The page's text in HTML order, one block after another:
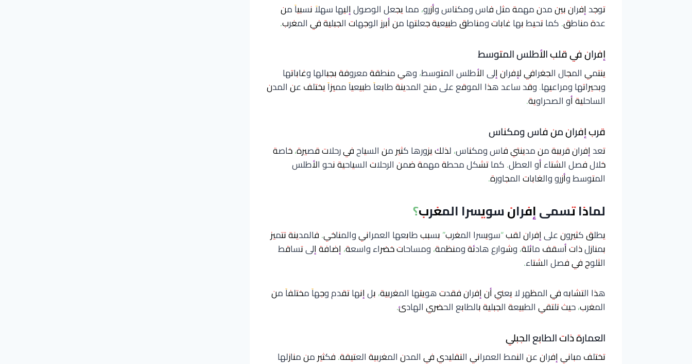
توجد إفران بين مدن مهمة مثل فاس ومكناس وأزرو، مما يجعل الوصول إليها سهلاً نسبياً من
عدة مناطق. كما تحيط بها غابات ومناطق طبيعية جعلتها من أبرز الوجهات الجبلية في المغرب.
إفران في قلب الأطلس المتوسط
ينتمي المجال الجغرافي لإفران إلى الأطلس المتوسط، وهي منطقة معروفة بجبالها وغاباتها
وبحيراتها ومراعيها. وقد ساعد هذا الموقع على منح المدينة طابعاً طبيعياً مميزاً يختلف عن المدن
الساحلية أو الصحراوية.
قرب إفران من فاس ومكناس
تعد إفران قريبة من مدينتي فاس ومكناس، لذلك يزورها كثير من السياح في رحلات قصيرة، خاصة
خلال فصل الشتاء أو العطل. كما تشكل محطة مهمة ضمن الرحلات السياحية نحو الأطلس
المتوسط وأزرو والغابات المجاورة.
لماذا تسمى إفران سويسرا المغرب؟
يطلق كثيرون على إفران لقب “سويسرا المغرب” بسبب طابعها العمراني والمناخي. فالمدينة تتميز
بمنازل ذات أسقف مائلة، وشوارع هادئة ومنظمة، ومساحات خضراء واسعة، إضافة إلى تساقط
الثلوج في فصل الشتاء.
هذا التشابه في المظهر لا يعني أن إفران فقدت هويتها المغربية، بل إنها تقدم وجهاً مختلفاً من
المغرب، حيث تلتقي الطبيعة الجبلية بالطابع الحضري الهادئ.
العمارة ذات الطابع الجبلي
تختلف مباني إفران عن النمط العمراني التقليدي في المدن المغربية العتيقة. فكثير من منازلها